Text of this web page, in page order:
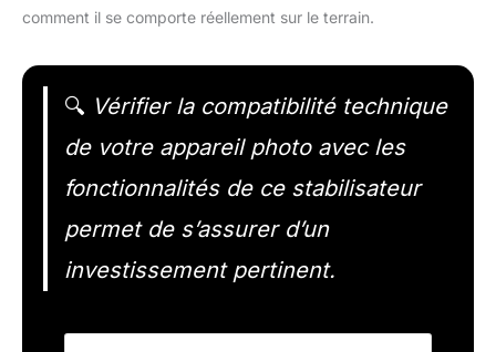
comment il se comporte réellement sur le terrain.
🔍 Vérifier la compatibilité technique
de votre appareil photo avec les
fonctionnalités de ce stabilisateur
permet de s’assurer d’un
investissement pertinent.